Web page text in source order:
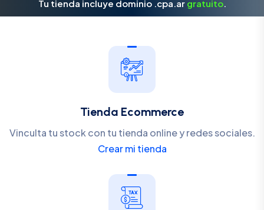
Tu tienda incluye dominio .cpa.ar gratuito.
Tienda Ecommerce
Vinculta tu stock con tu tienda online y redes sociales.
Crear mi tienda